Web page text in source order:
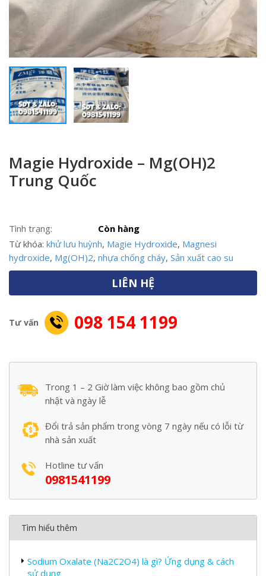
Magie Hydroxide – Mg(OH)2
Trung Quốc
Tình trạng:
Còn hàng
Từ khóa: khử lưu huỳnh, Magie Hydroxide, Magnesi
hydroxide, Mg(OH)2, nhựa chống cháy, Sản xuất cao su
LIÊN HỆ
Tư vấn 098 154 1199
Trong 1 – 2 Giờ làm việc không bao gồm chủ
nhật và ngày lễ
Đổi trả sản phẩm trong vòng 7 ngày nếu có lỗi từ
nhà sản xuất
Hotline tư vấn
0981541199
Tìm hiểu thêm
Sodium Oxalate (Na2C2O4) là gì? Ứng dụng & cách
sử dụng